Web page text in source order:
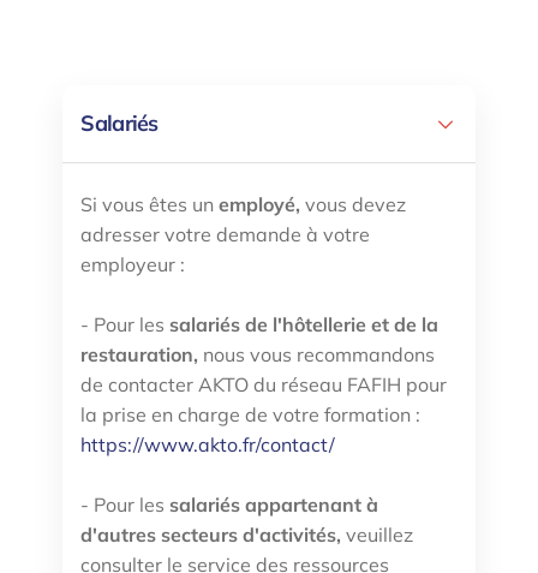
Salariés
Si vous êtes unemployé, vous devez
adresser votre demande à votre
employeur :
- Pour les salariés de l'hôtellerie et de la
restauration, nous vous recommandons
de contacter AKTO du réseau FAFIH pour
la prise en charge de votre formation :
https://www.akto.fr/contact/
- Pour les salariés appartenant à
d'autres secteurs d'activités, veuillez
consulter le service des ressources